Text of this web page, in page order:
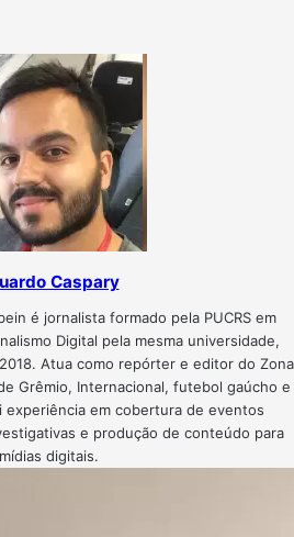
Caspary
é jornalista formado pela PUCRS em
Digital pela mesma universidade,
Atua como repórter e editor do Zona
Grêmio, Internacional, futebol gaúcho e
em cobertura de eventos
e produção de conteúdo para
mídias digitais.